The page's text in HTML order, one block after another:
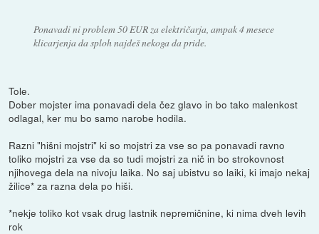
Ponavadi ni problem 50 EUR za električarja, ampak 4 mesece
klicarjenja da sploh najdeš nekoga da pride.
Tole.
Dober mojster ima ponavadi dela čez glavo in bo tako malenkost
odlagal, ker mu bo samo narobe hodila.
Razni "hišni mojstri" ki so mojstri za vse so pa ponavadi ravno
toliko mojstri za vse da so tudi mojstri za nič in bo strokovnost
njihovega dela na nivoju laika. No saj ubistvu so laiki, ki imajo nekaj
žilice* za razna dela po hiši.
*nekje toliko kot vsak drug lastnik nepremičnine, ki nima dveh levih
rok